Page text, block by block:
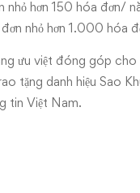
nhỏ hơn 150 hóa đơn/
nhỏ hơn 1.000 hóa
ưu việt đóng góp
tặng danh hiệu Sao
tin Việt Nam.